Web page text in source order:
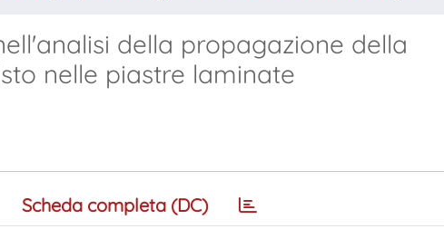
della propagazione della
nelle piastre laminate
Scheda completa (DC)